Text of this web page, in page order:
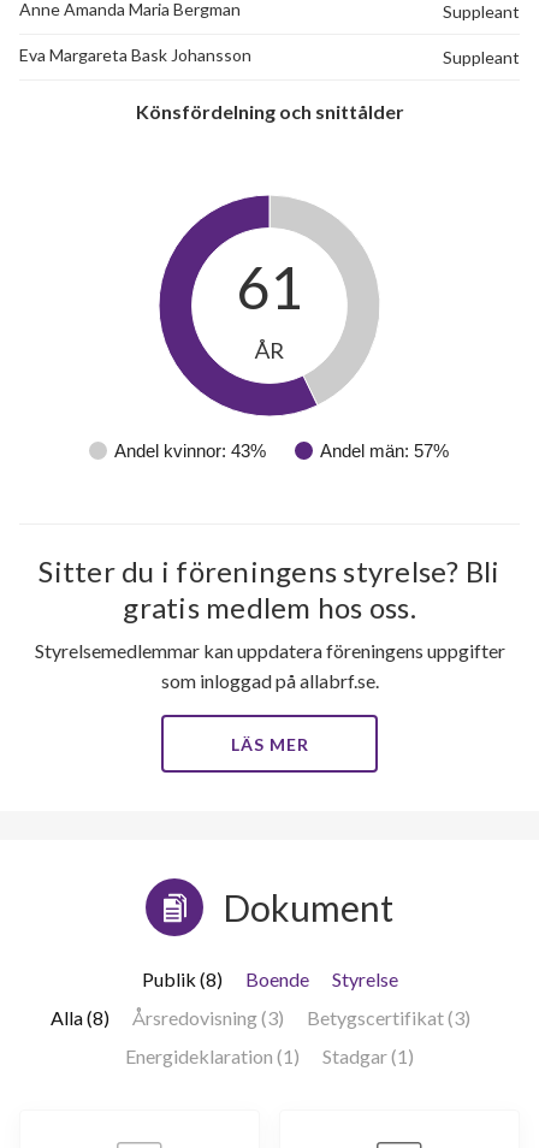
Anne Amanda Maria Bergman Suppleant
Eva Margareta Bask Johansson Suppleant
Könsfördelning och snittålder
Andel kvinnor: 43% Andel män: 57%
61
ÅR
Sitter du i föreningens styrelse? Bli
gratis medlem hos oss.
Styrelsemedlemmar kan uppdatera föreningens uppgifter
som inloggad på allabrf.se.
LÄS MER
Dokument
Publik (8) Boende
Styrelse
Alla (8)
Årsredovisning (3)
Betygscertifikat (3)
Energideklaration (1)
Stadgar (1)